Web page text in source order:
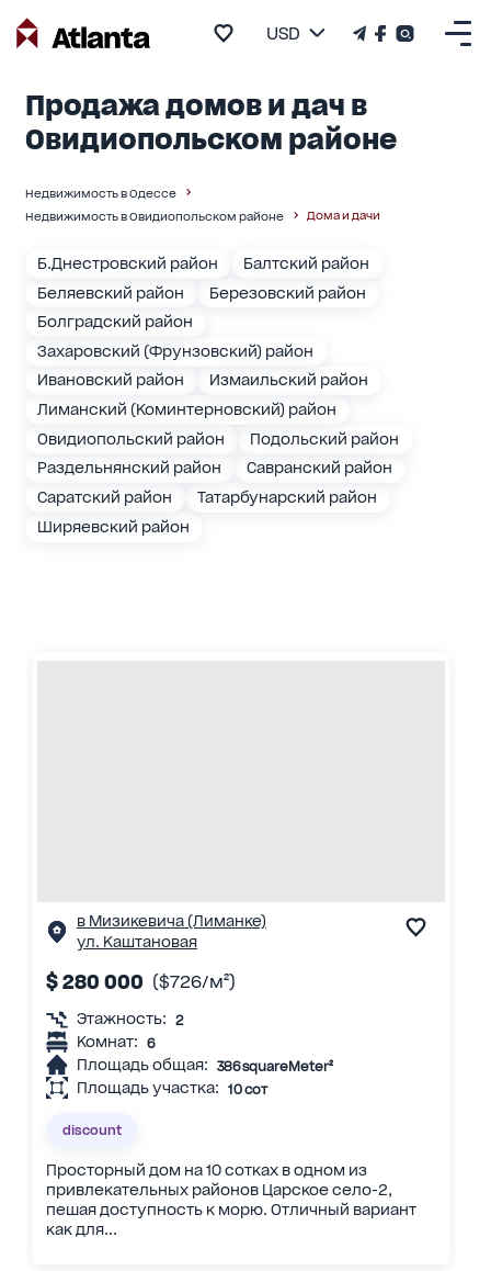
USD
Продажа домов и дач в
Овидиопольском районе
Недвижимость в Одессе
Недвижимость в Овидиопольском районе
Дома и дачи
Б.Днестровский район
Балтский район
Беляевский район
Березовский район
Болградский район
Захаровский (Фрунзовский) район
Ивановский район
Измаильский район
Лиманский (Коминтерновский) район
Овидиопольский район
Подольский район
Раздельнянский район
Савранский район
Саратский район
Татарбунарский район
Ширяевский район
в Мизикевича (Лиманке)
ул. Каштановая
$ 280 000 ($726/м²)
Этажность: 2
Комнат: 6
Площадь общая: 386 squareMeter²
Площадь участка: 10 сот
discount
Просторный дом на 10 сотках в одном из
привлекательных районов Царское село-2,
пешая доступность к морю. Отличный вариант
как для...